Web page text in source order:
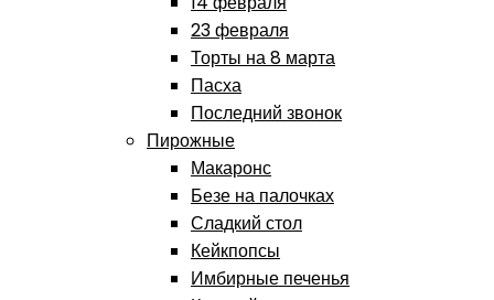
23 февраля
Торты на 8 марта
Пасха
Последний звонок
Пирожные
Макаронс
Безе на палочках
Сладкий стол
Кейкпопсы
Имбирные печенья